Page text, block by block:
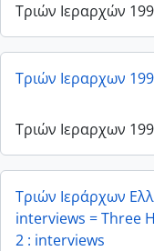
Τριών Ιεραρχών
Τριών Ιεραρχων
Τριών Ιεραρχων
Τριών Ιεράρχων
interviews = Three
2 : interviews